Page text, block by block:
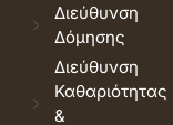
Διεύθυνση
Δόμησης
Διεύθυνση
Καθαριότητας
&